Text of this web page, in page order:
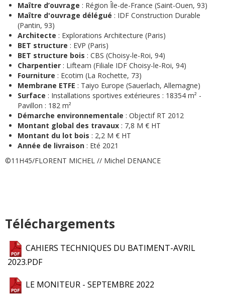
Maître d’ouvrage : Région Île-de-France (Saint-Ouen, 93)
Maître d'ouvrage délégué : IDF Construction Durable
(Pantin, 93)
Architecte : Explorations Architecture (Paris)
BET structure : EVP (Paris)
BET structure bois : CBS (Choisy-le-Roi, 94)
Charpentier : Lifteam (Filiale IDF Choisy-le-Roi, 94)
Fourniture : Ecotim (La Rochette, 73)
Membrane ETFE : Taiyo Europe (Sauerlach, Allemagne)
Surface : Installations sportives extérieures : 18354 m² -
Pavillon : 182 m²
Démarche environnementale : Objectif RT 2012
Montant global des travaux : 7,8 M € HT
Montant du lot bois : 2,2 M € HT
Année de livraison : Eté 2021
©11H45/FLORENT MICHEL // Michel DENANCE
Téléchargements
CAHIERS TECHNIQUES DU BATIMENT-AVRIL
2023.PDF
LE MONITEUR - SEPTEMBRE 2022